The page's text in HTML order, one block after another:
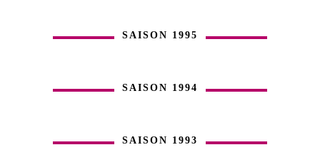
SAISON 1995
SAISON 1994
SAISON 1993